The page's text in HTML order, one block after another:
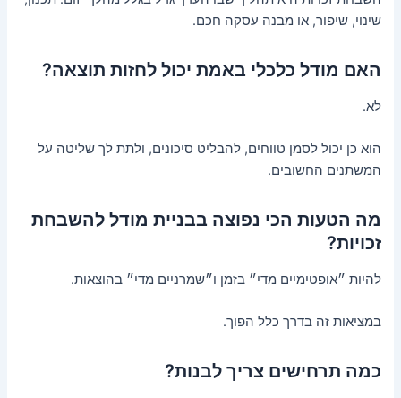
שינוי, שיפור, או מבנה עסקה חכם.
האם מודל כלכלי באמת יכול לחזות תוצאה?
לא.
הוא כן יכול לסמן טווחים, להבליט סיכונים, ולתת לך שליטה על
המשתנים החשובים.
מה הטעות הכי נפוצה בבניית מודל להשבחת
זכויות?
להיות ״אופטימיים מדי״ בזמן ו״שמרניים מדי״ בהוצאות.
במציאות זה בדרך כלל הפוך.
כמה תרחישים צריך לבנות?